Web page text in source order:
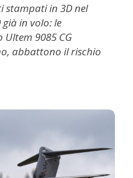
stampati in 3D nel
in volo: le
9085 CG
abbattono il rischio